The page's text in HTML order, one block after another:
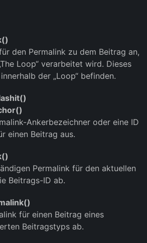
den Permalink zu dem Beitrag an,
Loop“ verarbeitet wird. Dieses
der „Loop“ befinden.
Ankerbezeichner oder eine ID
einen Beitrag aus.
Permalink für den aktuellen
Beitrags-ID ab.
für einen Beitrag eines
Beitragstyps ab.